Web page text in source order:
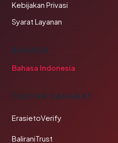
Kebijakan Privasi
Syarat Layanan
BAHASA
Bahasa Indonesia
TAUTAN SAHABAT
ErasietoVerify
BaliraniTrust